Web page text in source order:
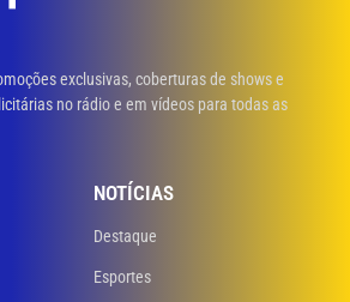
exclusivas, coberturas de shows e
no rádio e em vídeos para todas as
NOTÍCIAS
Destaque
Esportes